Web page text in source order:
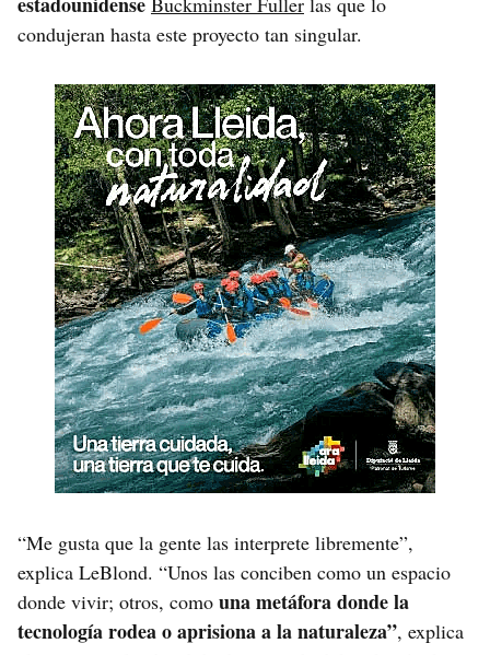
condujeran hasta este proyecto tan singular.
“Me gusta que la gente las interprete libremente”,
explica LeBlond. “Unos las conciben como un espacio
donde vivir; otros, como una metáfora donde la
tecnología rodea o aprisiona a la naturaleza”, explica